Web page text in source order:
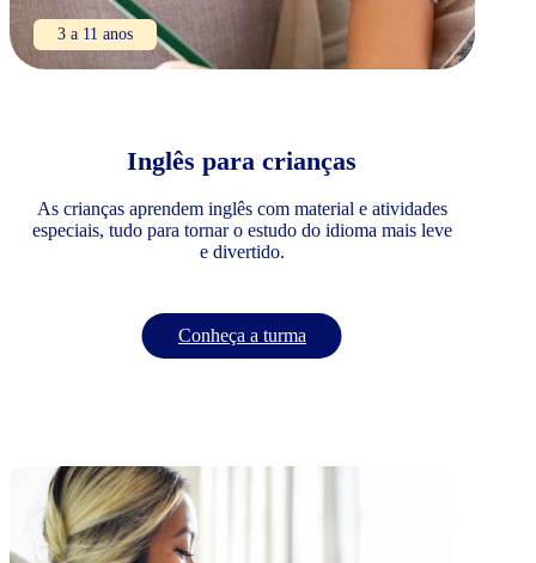
3 a 11 anos
Inglês para crianças
As crianças aprendem inglês com material e atividades
especiais, tudo para tornar o estudo do idioma mais leve
e divertido.
Conheça a turma